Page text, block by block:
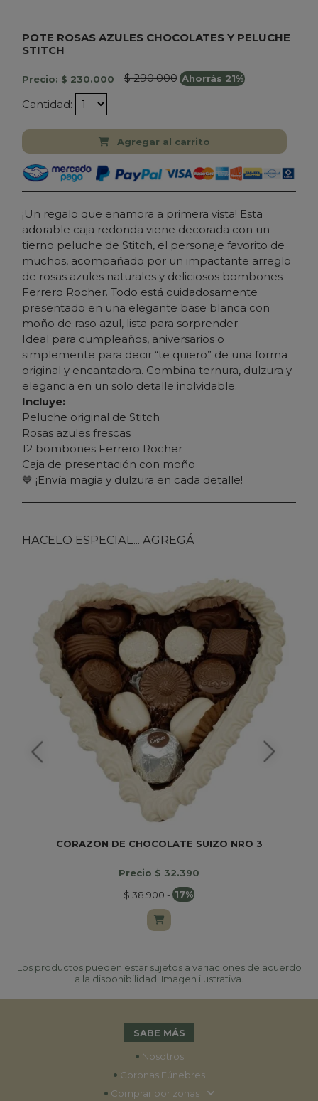
POTE ROSAS AZULES CHOCOLATES Y PELUCHE
STITCH
Precio: $ 230.000 - $ 290.000 Ahorrás 21%
Cantidad:
Agregar al carrito
¡Un regalo que enamora a primera vista! Esta
adorable caja redonda viene decorada con un
tierno peluche de Stitch, el personaje favorito de
muchos, acompañado por un impactante arreglo
de rosas azules naturales y deliciosos bombones
Ferrero Rocher. Todo está cuidadosamente
presentado en una elegante base blanca con
moño de raso azul, lista para sorprender.
Ideal para cumpleaños, aniversarios o
simplemente para decir “te quiero” de una forma
original y encantadora. Combina ternura, dulzura y
elegancia en un solo detalle inolvidable.
Incluye:
Peluche original de Stitch
Rosas azules frescas
12 bombones Ferrero Rocher
Caja de presentación con moño
💙 ¡Envía magia y dulzura en cada detalle!
HACELO ESPECIAL... AGREGÁ
CORAZON DE CHOCOLATE SUIZO NRO 3
Precio $ 32.390
$ 38.900- 17%
Los productos pueden estar sujetos a variaciones de acuerdo
a la disponibilidad. Imagen ilustrativa.
SABE MÁS
• Nosotros
• Coronas Fúnebres
• Comprar por zonas